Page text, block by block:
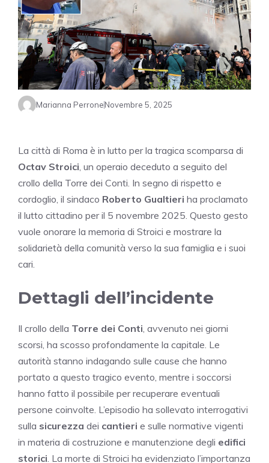
Marianna PerroneNovembre 5, 2025
La città di Roma è in lutto per la tragica scomparsa di
Octav Stroici, un operaio deceduto a seguito del
crollo della Torre dei Conti. In segno di rispetto e
cordoglio, il sindaco Roberto Gualtieri ha proclamato
il lutto cittadino per il 5 novembre 2025. Questo gesto
vuole onorare la memoria di Stroici e mostrare la
solidarietà della comunità verso la sua famiglia e i suoi
cari.
Dettagli dell’incidente
Il crollo della Torre dei Conti, avvenuto nei giorni
scorsi, ha scosso profondamente la capitale. Le
autorità stanno indagando sulle cause che hanno
portato a questo tragico evento, mentre i soccorsi
hanno fatto il possibile per recuperare eventuali
persone coinvolte. L’episodio ha sollevato interrogativi
sulla sicurezza dei cantieri e sulle normative vigenti
in materia di costruzione e manutenzione degli edifici
storici. La morte di Stroici ha evidenziato l’importanza